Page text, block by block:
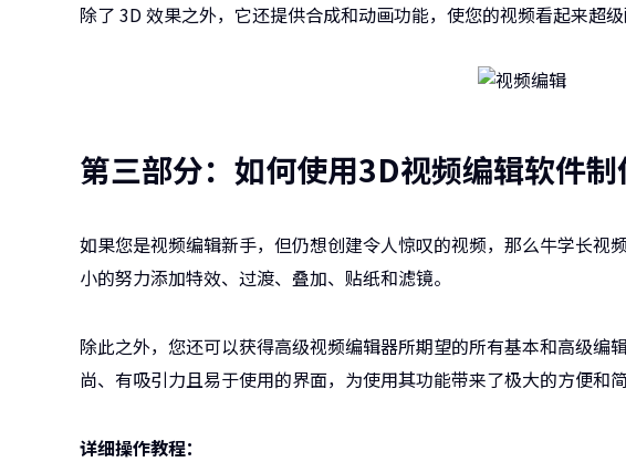
除了 3D 效果之外，它还提供合成和动画功能，使您的视频看起来超级
第三部分：如何使用3D视频编辑软件制
如果您是视频编辑新手，但仍想创建令人惊叹的视频，那么牛学长视
小的努力添加特效、过渡、叠加、贴纸和滤镜。
除此之外，您还可以获得高级视频编辑器所期望的所有基本和高级编辑
尚、有吸引力且易于使用的界面，为使用其功能带来了极大的方便和简
详细操作教程：